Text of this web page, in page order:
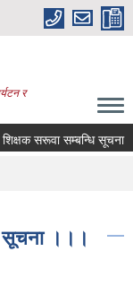
र
सरूवा सम्बन्धि सूचना
सूचना ।।।